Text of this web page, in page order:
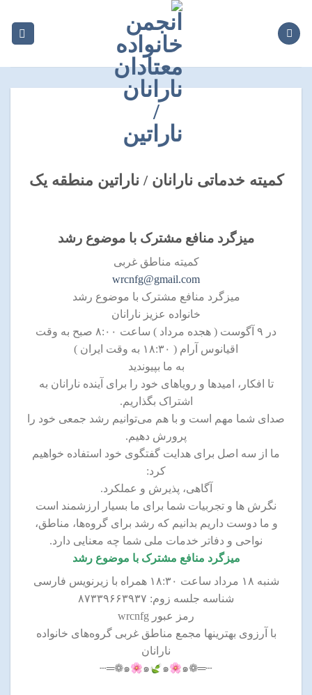
content
کمیته خدماتی نارانان / ناراتین منطقه یک
میزگرد منافع مشترک با موضوع رشد
کمیته مناطق غربی
wrcnfg@gmail.com
میزگرد منافع مشترک با موضوع رشد
خانواده عزیز نارانان
در ۹ آگوست ( هجده مرداد ) ساعت ۸:۰۰ صبح به وقت
اقیانوس آرام ( ۱۸:۳۰ به وقت ایران )
به ما بپیوندید
تا افکار، امیدها و رویاهای خود را برای آینده نارانان به
اشتراک بگذاریم.
صدای شما مهم است و با هم می‌توانیم رشد جمعی خود را
پرورش دهیم.
ما از سه اصل برای هدایت گفتگوی خود استفاده خواهیم
کرد:
آگاهی، پذیرش و عملکرد.
نگرش ‌ها و تجربیات شما برای ما بسیار ارزشمند است
و ما دوست داریم بدانیم که رشد برای گروه‌ها، مناطق،
نواحی و دفاتر خدمات ملی شما چه معنایی دارد.
میزگرد منافع مشترک با موضوع رشد
شنبه ۱۸ مرداد ساعت ۱۸:۳۰ همراه با زیرنویس فارسی
شناسه جلسه زوم: ۸۷۳۳۹۶۶۳۹۳۷
رمز عبور wrcnfg
با آرزوی بهترینها مجمع مناطق غربی گروه‌های خانواده
نارانان
┄═❁๑
๑ ๑ ๑❁═┄